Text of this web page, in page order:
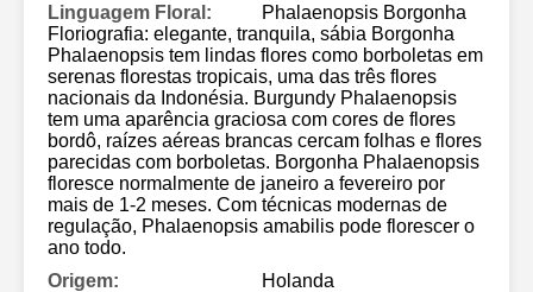
Linguagem Floral:
Phalaenopsis Borgonha
Floriografia: elegante, tranquila, sábia Borgonha
Phalaenopsis tem lindas flores como borboletas em
serenas florestas tropicais, uma das três flores
nacionais da Indonésia. Burgundy Phalaenopsis
tem uma aparência graciosa com cores de flores
bordô, raízes aéreas brancas cercam folhas e flores
parecidas com borboletas. Borgonha Phalaenopsis
floresce normalmente de janeiro a fevereiro por
mais de 1-2 meses. Com técnicas modernas de
regulação, Phalaenopsis amabilis pode florescer o
ano todo.
Origem:
Holanda